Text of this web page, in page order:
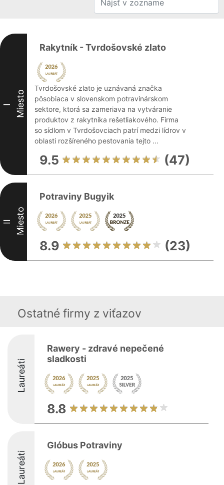
I Miesto
Rakytník - Tvrdošovské zlato
Tvrdošovské zlato je uznávaná značka
pôsobiaca v slovenskom potravinárskom
sektore, ktorá sa zameriava na vytváranie
produktov z rakytníka rešetliakového. Firma
so sídlom v Tvrdošovciach patrí medzi lídrov v
oblasti rozšíreného pestovania tejto ...
9.5 (47)
II Miesto
Potraviny Bugyik
8.9 (23)
Ostatné firmy z viťazov
Laureáti
Rawery - zdravé nepečené
sladkosti
8.8
Laureáti
Glóbus Potraviny